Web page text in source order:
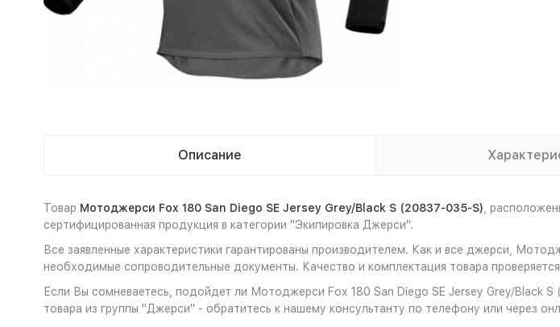
Описание
Товар Мотоджерси Fox 180 San Diego SE Jersey Grey/Black S (20837-035-S) ,
сертифицированная продукция в категории "Экипировка Джерси".
Все заявленные характеристики гарантированы производителем. Как и все джерси,
необходимые сопроводительные документы. Качество и комплектация товара
Если Вы сомневаетесь, подойдет ли Мотоджерси Fox 180 San Diego SE Jersey Grey/Black
товара из группы "Джерси" - обратитесь к нашему консультанту по телефону или через